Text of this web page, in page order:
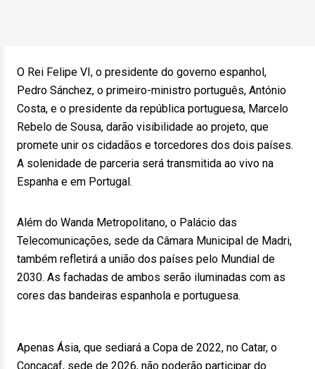
O Rei Felipe VI, o presidente do governo espanhol,
Pedro Sánchez, o primeiro-ministro português, António
Costa, e o presidente da república portuguesa, Marcelo
Rebelo de Sousa, darão visibilidade ao projeto, que
promete unir os cidadãos e torcedores dos dois países.
A solenidade de parceria será transmitida ao vivo na
Espanha e em Portugal.
Além do Wanda Metropolitano, o Palácio das
Telecomunicações, sede da Câmara Municipal de Madri,
também refletirá a união dos países pelo Mundial de
2030. As fachadas de ambos serão iluminadas com as
cores das bandeiras espanhola e portuguesa.
Apenas Ásia, que sediará a Copa de 2022, no Catar, o
Concacaf, sede de 2026, não poderão participar do